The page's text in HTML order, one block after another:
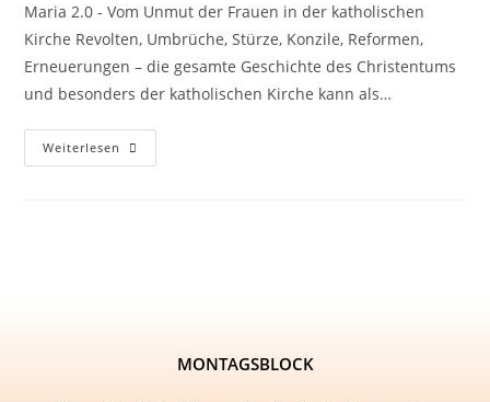
Maria 2.0 - Vom Unmut der Frauen in der katholischen
Kirche Revolten, Umbrüche, Stürze, Konzile, Reformen,
Erneuerungen – die gesamte Geschichte des Christentums
und besonders der katholischen Kirche kann als…
Weiterlesen
MONTAGSBLOCK